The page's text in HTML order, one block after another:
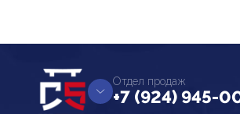
Отдел продаж
+7 (924) 945-